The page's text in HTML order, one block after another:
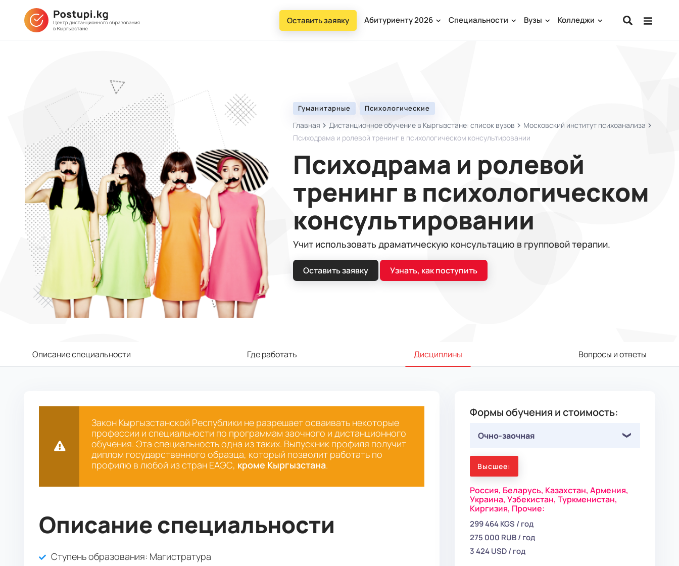
Оставить заявку Абитуриенту 2026 Специальности Вузы Колледжи
Гуманитарные Психологические
Главная Дистанционное обучение в Кыргызстане: список вузов
Московский институт психоанализа
Психодрама и ролевой тренинг в психологическом консультировании
Психодрама и ролевой
тренинг в психологическом
консультировании
Учит использовать драматическую консультацию в групповой терапии.
Оставить заявку Узнать, как поступить
Описание специальности Где работать Дисциплины Вопросы и ответы
Закон Кыргызстанской Республики не разрешает осваивать некоторые
профессии и специальности по программам заочного и дистанционного
обучения. Эта специальность одна из таких. Выпускник профиля получит
диплом государственного образца, который позволит работать по
профилю в любой из стран ЕАЭС, кроме Кыргызстана.
Описание специальности
Ступень образования: Магистратура
Формы обучения и стоимость:
Очно-заочная
Высшее:
Россия, Беларусь, Казахстан,Армения,
Украина,Узбекистан,Туркменистан,
Киргизия, Прочие:
299 464 KGS / год
275 000 RUB / год
3 424 USD / год